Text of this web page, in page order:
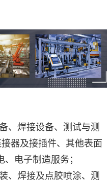
、焊接设备、测试与测
器及接插件、其他表面
电子制造服务；
、焊接及点胶喷涂、测